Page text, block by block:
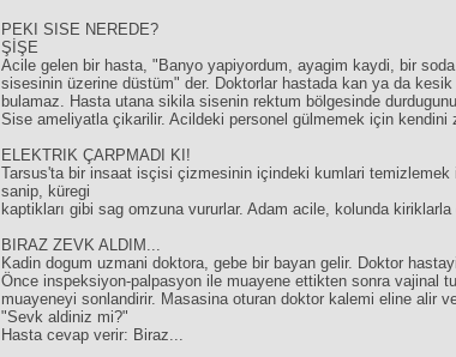
PEKI SISE NEREDE?
ŞİŞE
Acile gelen bir hasta, "Banyo yapiyordum, ayagim kaydi, bir soda
sisesinin üzerine düstüm" der. Doktorlar hastada kan ya da kesik
bulamaz. Hasta utana sikila sisenin rektum bölgesinde
Sise ameliyatla çikarilir. Acildeki personel gülmemek için kendini
ELEKTRIK ÇARPMADI KI!
Tarsus'ta bir insaat isçisi çizmesinin içindeki kumlari
sanip, küregi
kaptikları gibi sag omzuna vururlar. Adam acile, kolunda kiriklarla
BIRAZ ZEVK ALDIM...
Kadin dogum uzmani doktora, gebe bir bayan gelir. Doktor hastayi
Önce inspeksiyon-palpasyon ile muayene ettikten sonra vajinal
muayeneyi sonlandirir. Masasina oturan doktor kalemi eline alir
"Sevk aldiniz mi?"
Hasta cevap verir: Biraz...